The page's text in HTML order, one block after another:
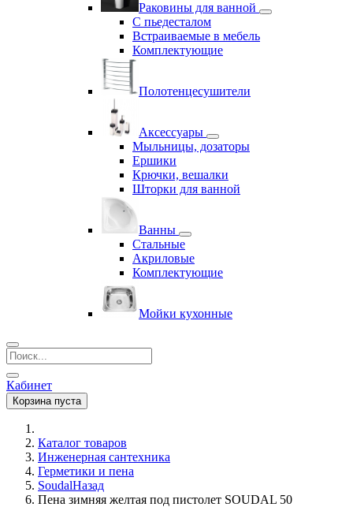
Раковины для ванной
С пьедесталом
Встраиваемые в мебель
Комплектующие
Полотенцесушители
Аксессуары
Мыльницы, дозаторы
Ершики
Крючки, вешалки
Шторки для ванной
Ванны
Стальные
Акриловые
Комплектующие
Мойки кухонные
Кабинет
Корзина пуста
Каталог товаров
Инженерная сантехника
Герметики и пена
SoudalНазад
Пена зимняя желтая под пистолет SOUDAL 50